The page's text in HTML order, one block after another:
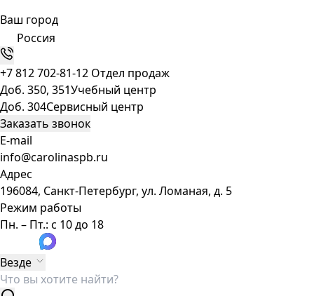
Ваш город
Россия
+7 812 702-81-12 Отдел продаж
Доб. 350, 351Учебный центр
Доб. 304Сервисный центр
Заказать звонок
E-mail
info@carolinaspb.ru
Адрес
196084, Санкт-Петербург, ул. Ломаная, д. 5
Режим работы
Пн. – Пт.: с 10 до 18
Везде